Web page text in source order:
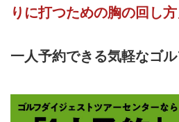
りに打つための胸の回し方
一人予約できる気軽なゴ